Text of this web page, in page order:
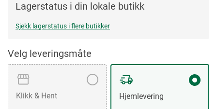
Lagerstatus i din lokale butikk
Sjekk lagerstatus i flere butikker
Velg leveringsmåte
Klikk & Hent Hjemlevering